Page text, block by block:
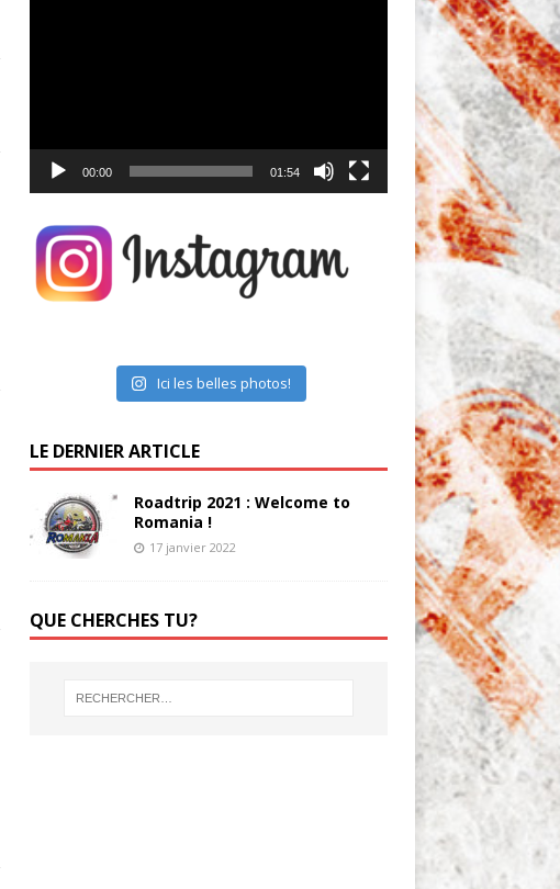
00:00 01:54
Ici les belles photos!
LE DERNIER ARTICLE
Roadtrip 2021 : Welcome to
Romania !
17 janvier 2022
QUE CHERCHES TU?